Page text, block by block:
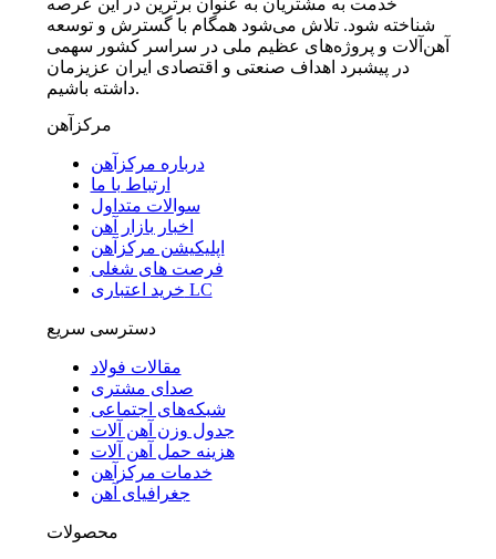
شناخته شود. تلاش می‌شود همگام با گسترش و توسعه
آهن‌آلات و پروژه‌های عظیم ملی در سراسر کشور سهمی
در پیشبرد اهداف صنعتی و اقتصادی ایران عزیزمان
داشته باشیم.
مرکزآهن
درباره مرکزآهن
ارتباط با ما
سوالات متداول
اخبار بازار آهن
اپلیکیشن مرکزآهن
فرصت های شغلی
خرید اعتباری LC
دسترسی سریع
مقالات فولاد
صدای مشتری
شبکه‌های اجتماعی
جدول وزن آهن آلات
هزینه حمل آهن آلات
خدمات مرکزآهن
جغرافیای آهن
محصولات